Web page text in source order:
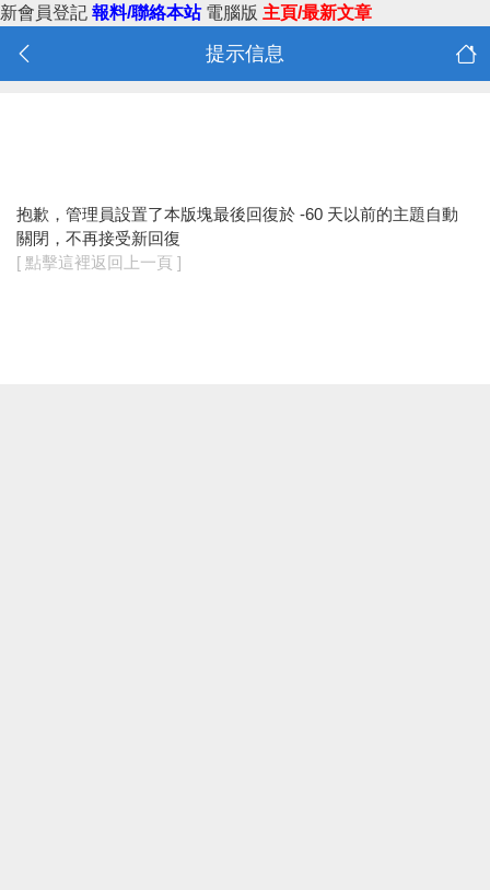
新會員登記 報料/聯絡本站 電腦版 主頁/最新文章
提示信息
抱歉，管理員設置了本版塊最後回復於 -60 天以前的主題自動
關閉，不再接受新回復
[ 點擊這裡返回上一頁 ]